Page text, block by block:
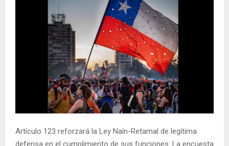
N
UArtículo 123 reforzará la Ley Naín-Retamal de legítima
defensa en el cumplimiento de sus funciones. La encuesta